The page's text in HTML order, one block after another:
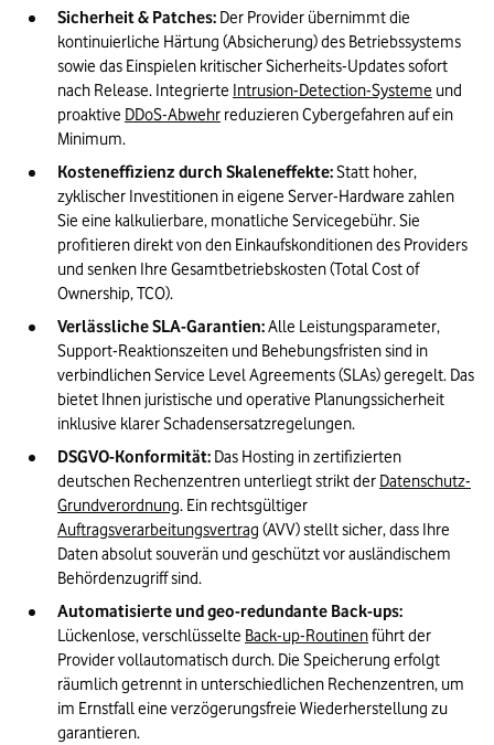
Sicherheit & Patches: Der Provider übernimmt die
kontinuierliche Härtung (Absicherung) des Betriebssystems
sowie das Einspielen kritischer Sicherheits-Updates sofort
nach Release. Integrierte Intrusion-Detection-Systeme und
proaktive DDoS-Abwehr reduzieren Cybergefahren auf ein
Minimum.
Kosteneffizienz durch Skaleneffekte: Statt hoher,
zyklischer Investitionen in eigene Server-Hardware zahlen
Sie eine kalkulierbare, monatliche Servicegebühr. Sie
profitieren direkt von den Einkaufskonditionen des Providers
und senken Ihre Gesamtbetriebskosten (Total Cost of
Ownership, TCO).
Verlässliche SLA-Garantien: Alle Leistungsparameter,
Support-Reaktionszeiten und Behebungsfristen sind in
verbindlichen Service Level Agreements (SLAs) geregelt. Das
bietet Ihnen juristische und operative Planungssicherheit
inklusive klarer Schadensersatzregelungen.
DSGVO-Konformität: Das Hosting in zertifizierten
deutschen Rechenzentren unterliegt strikt der Datenschutz-
Grundverordnung
Auftragsverarbeitungsvertrag (AVV) stellt sicher, dass Ihre
Daten absolut souverän und geschützt vor ausländischem
Behördenzugriff sind.
Automatisierte und geo-redundante Back-ups:
Lückenlose, verschlüsselte Back-up-Routinen führt der
Provider vollautomatisch durch. Die Speicherung erfolgt
räumlich getrennt in unterschiedlichen Rechenzentren, um
im Ernstfall eine verzögerungsfreie Wiederherstellung zu
garantieren.